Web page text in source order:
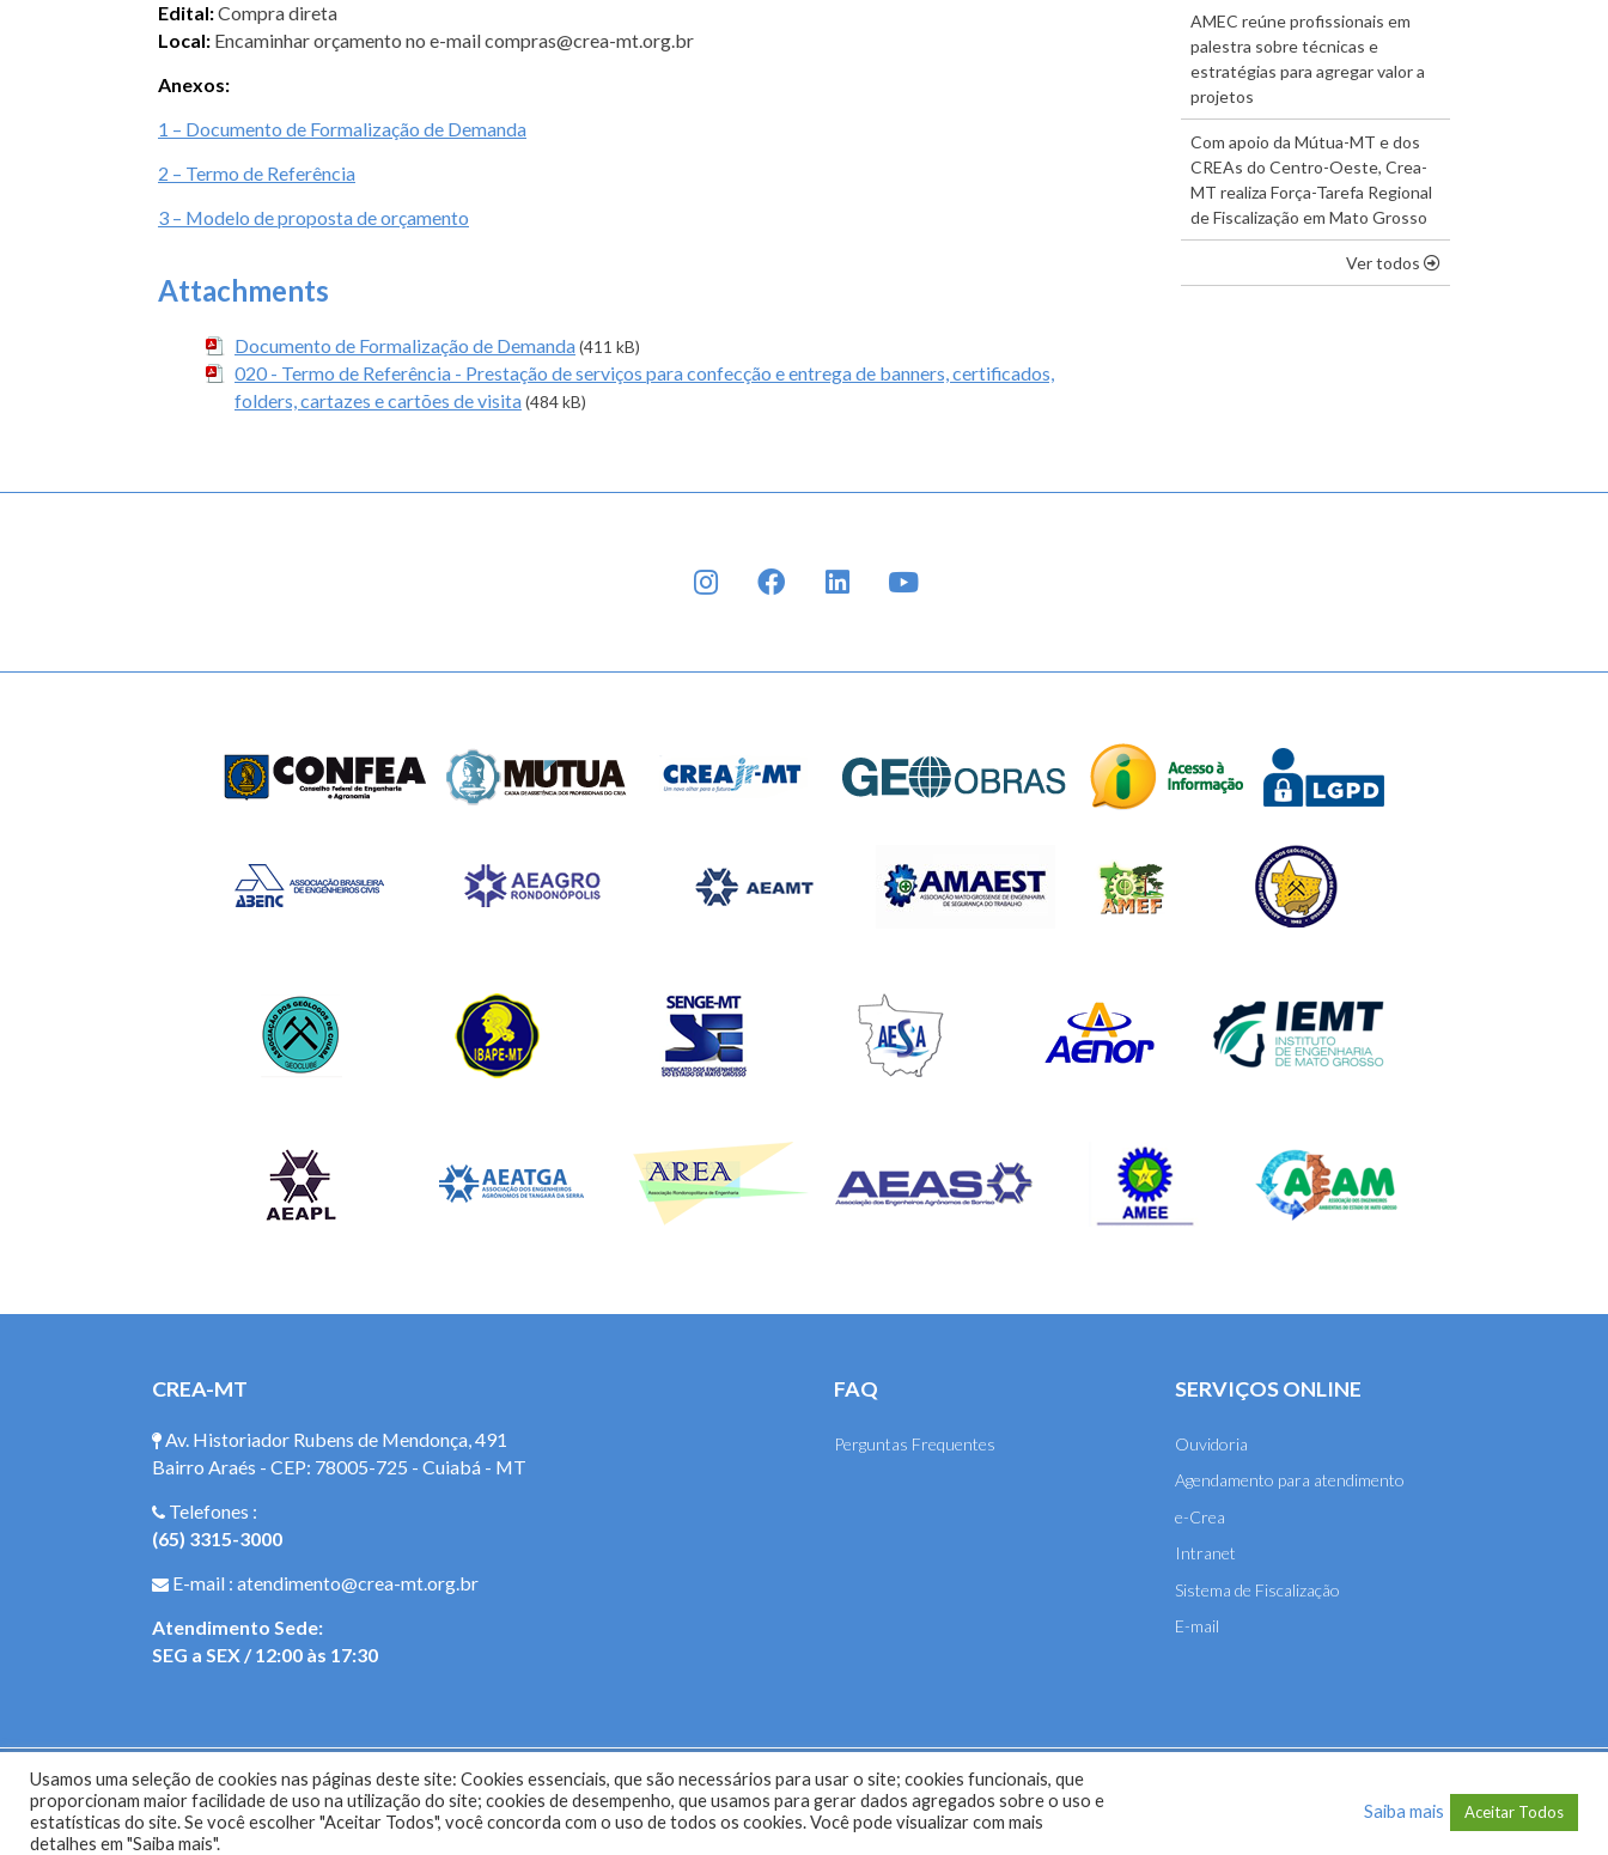
Edital:Compra direta
Local: Encaminhar orçamento no e-mail compras@crea-mt.org.br
Anexos:
1 – Documento de Formalização de Demanda
2 – Termo de Referência
3 – Modelo de proposta de orçamento
Attachments
Documento de Formalização de Demanda(411 kB)
020 - Termo de Referência - Prestação de serviços para confecção e entrega de banners, certificados,
folders, cartazes e cartões de visita(484 kB)
AMEC reúne profissionais em
palestra sobre técnicas e
estratégias para agregar valor a
projetos
Com apoio da Mútua-MT e dos
CREAs do Centro-Oeste, Crea-
MT realiza Força-Tarefa Regional
de Fiscalização em Mato Grosso
Ver todos os destaques
INSTAGRAMFACEBOOKLINKEDIN
CREA-MT
Av. Historiador Rubens de Mendonça, 491
Bairro Araés - CEP: 78005-725 - Cuiabá - MT
Telefones :
(65) 3315-3000
E-mail : atendimento@crea-mt.org.br
Atendimento Sede:
SEG a SEX / 12:00 às 17:30
FAQ
Perguntas Frequentes
SERVIÇOS ONLINE
Ouvidoria
Agendamento para atendimento
e-Crea
Intranet
Sistema de Fiscalização
E-mail
Site do Conselho Regional de Engenharia e Agronomia de Mato Grosso (CREA-MT) - 2026
Desenvolvido com oCMSde código abertoWordPress.
Usamos uma seleção de cookies nas páginas deste site: Cookies essenciais, que são necessários para usar o site; cookies funcionais, que
proporcionam maior facilidade de uso na utilização do site; cookies de desempenho, que usamos para gerar dados agregados sobre o uso e
estatísticas do site. Se você escolher "Aceitar Todos", você concorda com o uso de todos os cookies. Você pode visualizar com mais
detalhes em "Saiba mais".
Saiba mais Aceitar Todos